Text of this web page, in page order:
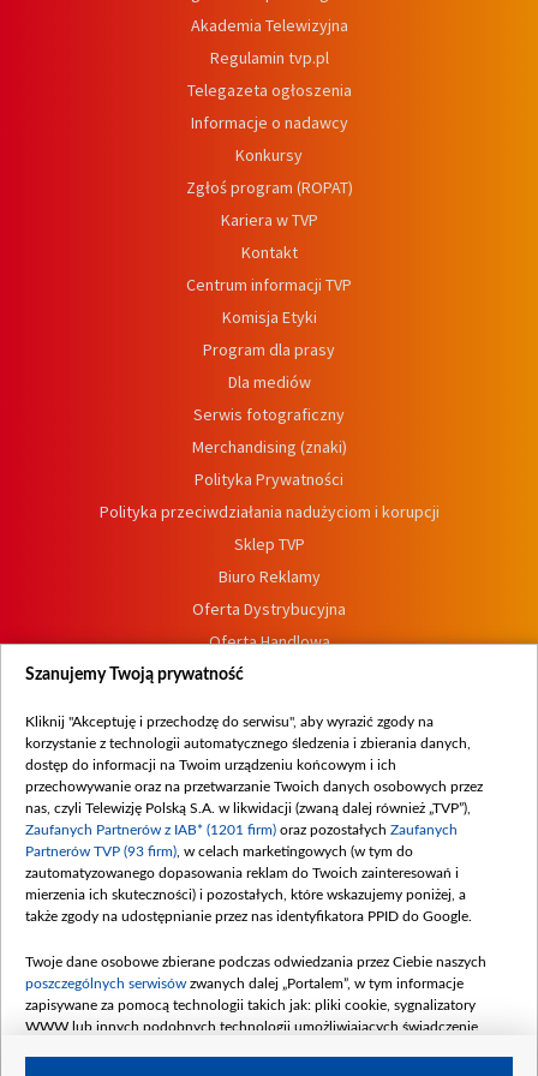
Akademia Telewizyjna
Regulamin tvp.pl
Telegazeta ogłoszenia
Informacje o nadawcy
Konkursy
Zgłoś program (ROPAT)
Kariera w TVP
Kontakt
Centrum informacji TVP
Komisja Etyki
Program dla prasy
Dla mediów
Serwis fotograficzny
Merchandising (znaki)
Polityka Prywatności
Polityka przeciwdziałania nadużyciom i korupcji
Sklep TVP
Biuro Reklamy
Oferta Dystrybucyjna
Oferta Handlowa
Dostępność
Procedura zgłoszeń wewnętrznych
Szanujemy Twoją prywatność
Kliknij "Akceptuję i przechodzę do serwisu", aby wyrazić zgody na
korzystanie z technologii automatycznego śledzenia i zbierania danych,
dostęp do informacji na Twoim urządzeniu końcowym i ich
przechowywanie oraz na przetwarzanie Twoich danych osobowych przez
nas, czyli Telewizję Polską S.A. w likwidacji (zwaną dalej również „TVP”),
Zaufanych Partnerów z IAB* (1201 firm) oraz pozostałych Zaufanych
Partnerów TVP (93 firm) , w celach marketingowych (w tym do
zautomatyzowanego dopasowania reklam do Twoich zainteresowań i
mierzenia ich skuteczności) i pozostałych, które wskazujemy poniżej, a
także zgody na udostępnianie przez nas identyfikatora PPID do Google.
Twoje dane osobowe zbierane podczas odwiedzania przez Ciebie naszych
poszczególnych serwisów zwanych dalej „Portalem”, w tym informacje
zapisywane za pomocą technologii takich jak: pliki cookie, sygnalizatory
WWW lub innych podobnych technologii umożliwiających świadczenie